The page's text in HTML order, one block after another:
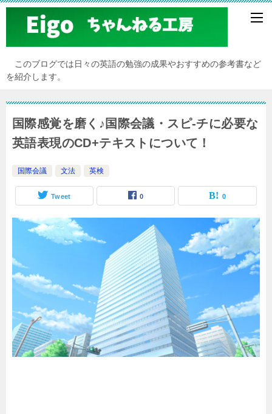
このブログでは日々の英語の勉強の成果やおすすめの参考書など
を紹介します。
国際感覚を磨く♪国際会議・スピ-チに必要な
英語表現のCD+テキストについて！
国際会議 文法 英検
Tweet 0 0